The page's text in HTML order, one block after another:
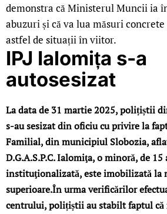
demonstra că Ministerul Muncii ia
abuzuri și că va lua măsuri
astfel de situații în viitor.
IPJ Ialomița s-a
autosesizat
La data de 31 martie 2025, polițiștii
s-au sesizat din oficiu cu privire la
Familial, din municipiul Slobozia,
D.G.A.S.P.C. Ialomiţa, o minoră, de 15
instituţionalizată, este imobilizată la
superioare.În urma verificărilor
centrului, polițiștii au stabilt faptul